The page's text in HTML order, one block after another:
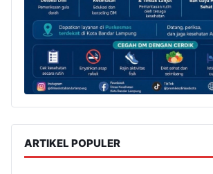
ARTIKEL POPULER